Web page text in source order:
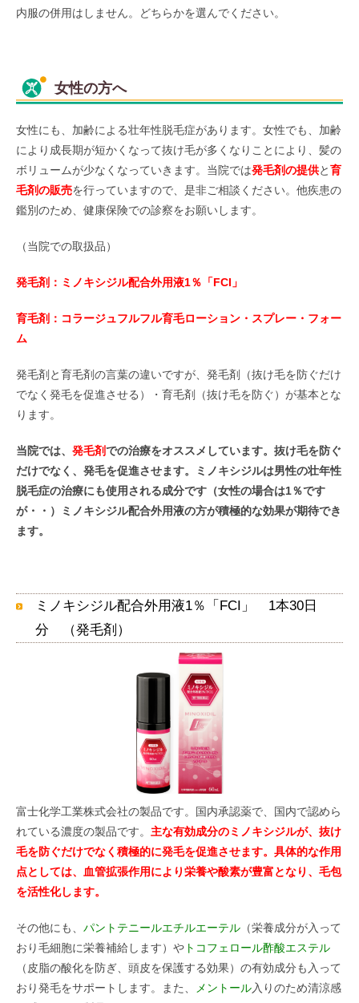
内服の併用はしません。どちらかを選んでください。
女性の方へ
女性にも、加齢による壮年性脱毛症があります。女性でも、加齢
により成長期が短かくなって抜け毛が多くなりことにより、髪の
ボリュームが少なくなっていきます。当院では発毛剤の提供と育
毛剤の販売を行っていますので、是非ご相談ください。他疾患の
鑑別のため、健康保険での診察をお願いします。
（当院での取扱品）
発毛剤：ミノキシジル配合外用液1％「FCI」
育毛剤：コラージュフルフル育毛ローション・スプレー・フォー
ム
発毛剤と育毛剤の言葉の違いですが、発毛剤（抜け毛を防ぐだけ
でなく発毛を促進させる）・育毛剤（抜け毛を防ぐ）が基本とな
ります。
当院では、 発毛剤での治療をオススメしています。抜け毛を防ぐ
だけでなく、発毛を促進させます。ミノキシジルは男性の壮年性
脱毛症の治療にも使用される成分です（女性の場合は1％です
が・・）ミノキシジル配合外用液の方が積極的な効果が期待でき
ます。
ミノキシジル配合外用液1％「FCI」 1本30日
分 （発毛剤）
富士化学工業株式会社の製品です。国内承認薬で、国内で認めら
れている濃度の製品です。 主な有効成分のミノキシジルが、抜け
毛を防ぐだけでなく積極的に発毛を促進させます。 具体的な作用
点としては、 血管拡張作用により栄養や酸素が豊富となり、毛包
を活性化します。
その他にも、 パントテニールエチルエーテル （栄養成分が入って
おり毛細胞に栄養補給します）や トコフェロール酢酸エステル
（皮脂の酸化を防ぎ、頭皮を保護する効果）の有効成分も入って
おり発毛をサポートします。また、
メントール入りのため清涼感